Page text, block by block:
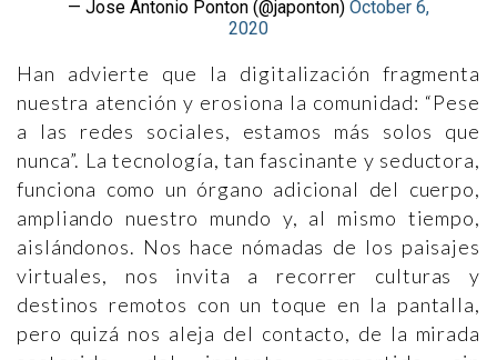
— Jose Antonio Ponton (@japonton) October 6,
2020
Han advierte que la digitalización fragmenta
nuestra atención y erosiona la comunidad: “Pese
a las redes sociales, estamos más solos que
nunca”. La tecnología, tan fascinante y seductora,
funciona como un órgano adicional del cuerpo,
ampliando nuestro mundo y, al mismo tiempo,
aislándonos. Nos hace nómadas de los paisajes
virtuales, nos invita a recorrer culturas y
destinos remotos con un toque en la pantalla,
pero quizá nos aleja del contacto, de la mirada